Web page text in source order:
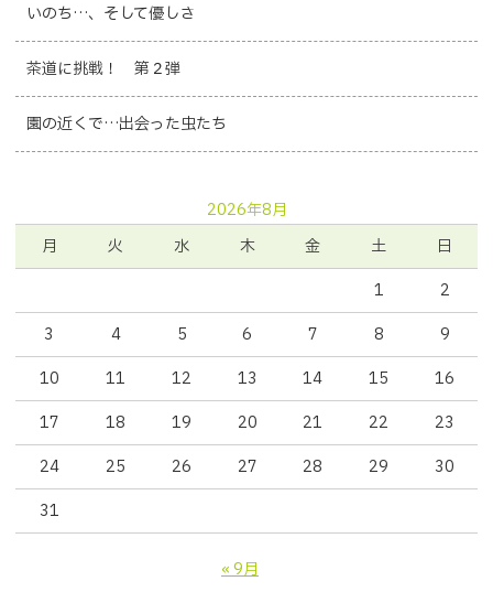
いのち…、そして優しさ
茶道に挑戦！ 第２弾
園の近くで…出会った虫たち
2026年8月
月
火 水 木 金 土
日
1
2
3
4 5 6 7 8
9
10
11 12 13 14 15
16
17
18 19 20 21 22
23
24
25 26 27 28 29
30
31
« 9月